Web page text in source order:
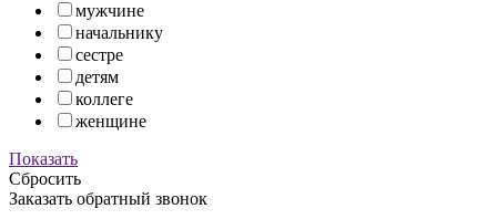
мужчине
начальнику
сестре
детям
коллеге
женщине
Показать
Сбросить
Заказать обратный звонок